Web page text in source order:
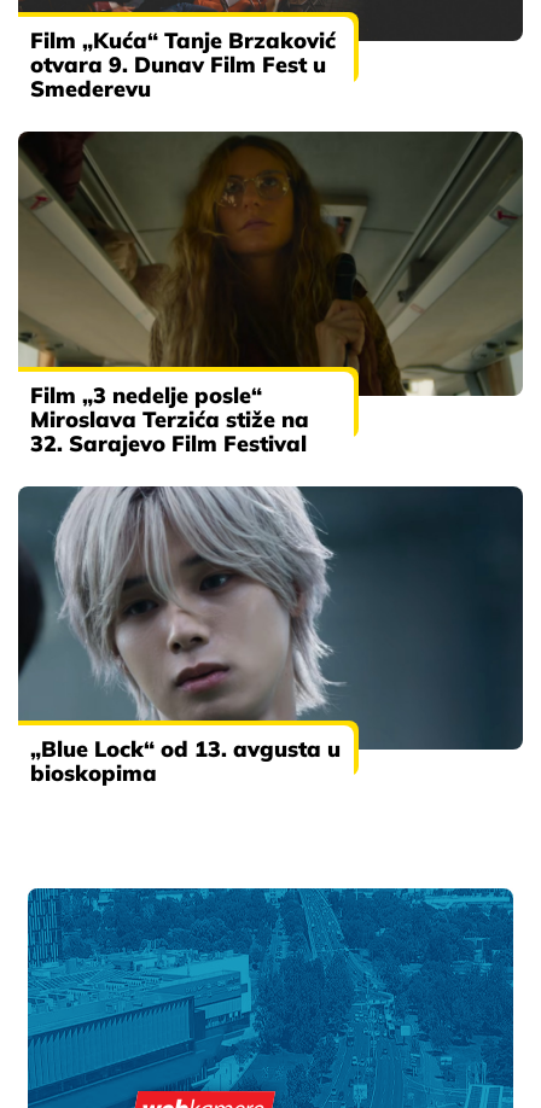
Film „Kuća“ Tanje Brzaković
otvara 9. Dunav Film Fest u
Smederevu
Film „3 nedelje posle“
Miroslava Terzića stiže na
32. Sarajevo Film Festival
„Blue Lock“ od 13. avgusta u
bioskopima